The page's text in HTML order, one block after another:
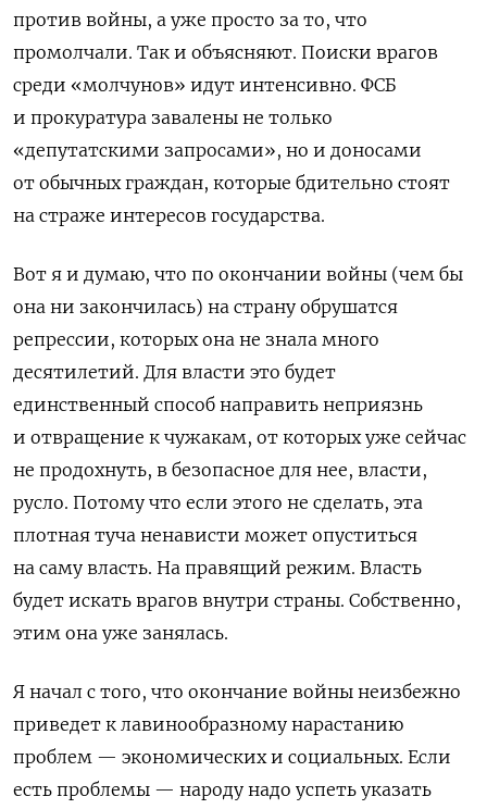
против войны, а уже просто за то, что
промолчали. Так и объясняют. Поиски врагов
среди «молчунов» идут интенсивно. ФСБ
и прокуратура завалены не только
«депутатскими запросами», но и доносами
от обычных граждан, которые бдительно стоят
на страже интересов государства.
Вот я и думаю, что по окончании войны (чем бы
она ни закончилась) на страну обрушатся
репрессии, которых она не знала много
десятилетий. Для власти это будет
единственный способ направить неприязнь
и отвращение к чужакам, от которых уже сейчас
не продохнуть, в безопасное для нее, власти,
русло. Потому что если этого не сделать, эта
плотная туча ненависти может опуститься
на саму власть. На правящий режим. Власть
будет искать врагов внутри страны. Собственно,
этим она уже занялась.
Я начал с того, что окончание войны неизбежно
приведет к лавинообразному нарастанию
проблем — экономических и социальных. Если
есть проблемы — народу надо успеть указать